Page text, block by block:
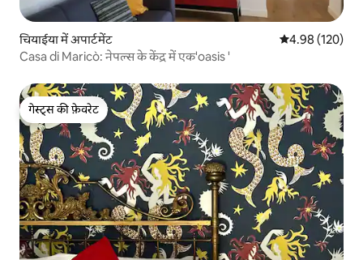
चियाईया में अपार्टमेंट औसत रेटिंग 5 में से
4.98 (120)
Casa di Maricò: नेपल्स के केंद्र में एक'oasis '
गेस्ट्स की फ़ेवरेट
गेस्ट्स की फ़ेवरेट